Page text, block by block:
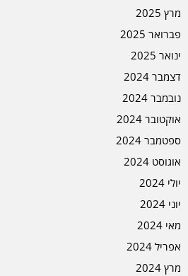
מרץ 2025
פברואר 2025
ינואר 2025
דצמבר 2024
נובמבר 2024
אוקטובר 2024
ספטמבר 2024
אוגוסט 2024
יולי 2024
יוני 2024
מאי 2024
אפריל 2024
מרץ 2024